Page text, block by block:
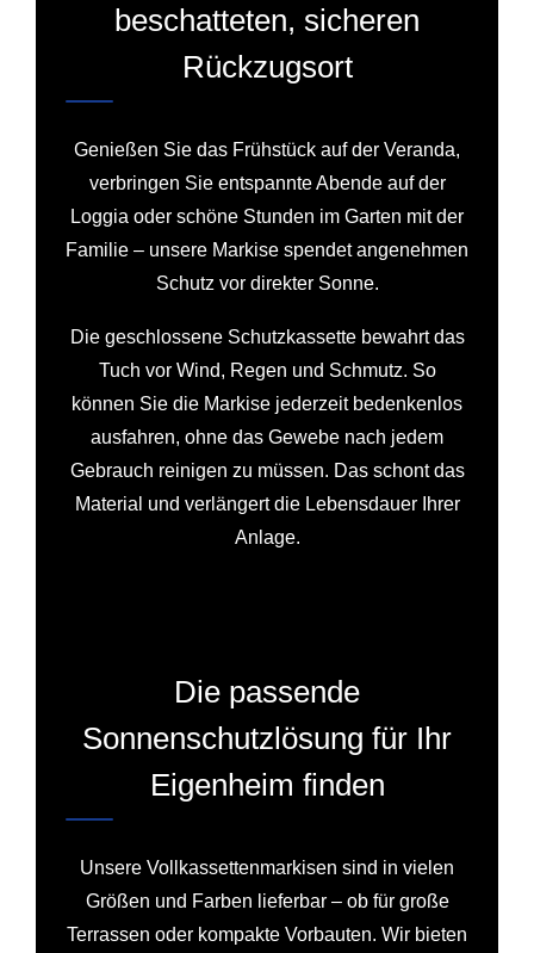
beschatteten, sicheren
Rückzugsort
Genießen Sie das Frühstück auf der Veranda,
verbringen Sie entspannte Abende auf der
Loggia oder schöne Stunden im Garten mit der
Familie – unsere Markise spendet angenehmen
Schutz vor direkter Sonne.
Die geschlossene Schutzkassette bewahrt das
Tuch vor Wind, Regen und Schmutz. So
können Sie die Markise jederzeit bedenkenlos
ausfahren, ohne das Gewebe nach jedem
Gebrauch reinigen zu müssen. Das schont das
Material und verlängert die Lebensdauer Ihrer
Anlage.
Die passende
Sonnenschutzlösung für Ihr
Eigenheim finden
Unsere Vollkassettenmarkisen sind in vielen
Größen und Farben lieferbar – ob für große
Terrassen oder kompakte Vorbauten. Wir bieten